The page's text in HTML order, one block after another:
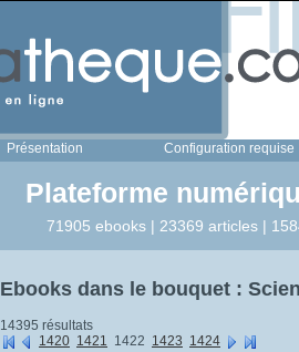
Présentation Configuration requise
Plateforme
71905 ebooks | 23369 articles |
Ebooks dans le bouquet :
14395 résultats
1420 1421 1422 1423 1424